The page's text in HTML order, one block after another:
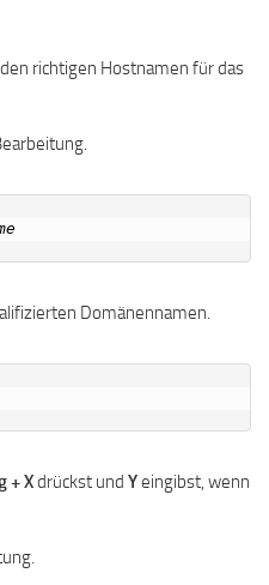
richtigen Hostnamen für das
Domänennamen.
+ Xdrückst und Yeingibst, wenn